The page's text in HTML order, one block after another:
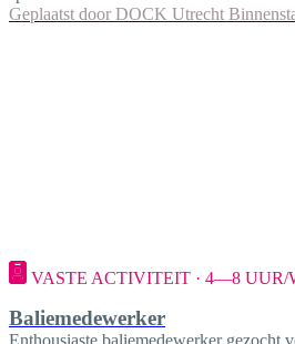
Geplaatst door DOCK Utrecht
VASTE ACTIVITEIT · 4—8 UUR/
Baliemedewerker